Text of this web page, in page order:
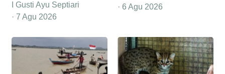
I Gusti Ayu Septiari
7 Agu 2026
6 Agu 2026